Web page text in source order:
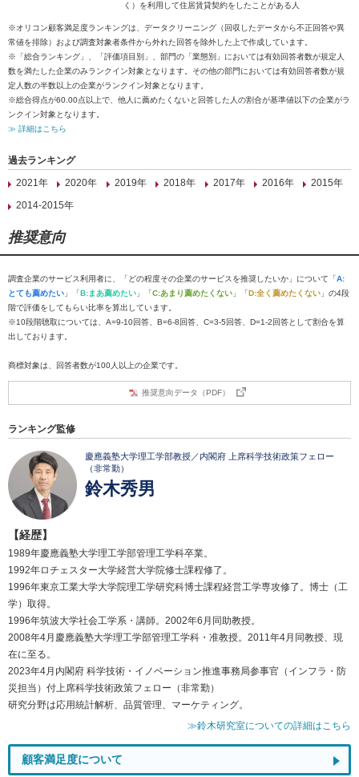
く）を利用して住居賃貸契約をしたことがある人
※オリコン顧客満足度ランキングは、データクリーニング（回収したデータから不正回答や異
常値を排除）および調査対象者条件から外れた回答を除外した上で作成しています。
※「総合ランキング」、「評価項目別」、部門の「業態別」においては有効回答者数が規定人
数を満たした企業のみランクイン対象となります。その他の部門においては有効回答者数が規
定人数の半数以上の企業がランクイン対象となります。
※総合得点が60.00点以上で、他人に薦めたくないと回答した人の割合が基準値以下の企業がラ
ンクイン対象となります。
≫ 詳細はこちら
過去ランキング
2021年
2020年 2019年 2018年 2017年 2016年
2015年
2014-2015年
推奨意向
調査企業のサービス利用者に、「どの程度その企業のサービスを推奨したいか」について「A:
とても薦めたい 」「B:まあ薦めたい 」「C:あまり薦めたくない 」「D:全く薦めたくない 」の4段
階で評価をしてもらい比率を算出しています。
※10段階聴取については、A=9-10回答、B=6-8回答、C=3-5回答、D=1-2回答として割合を算
出しております。
商標対象は、回答者数が100人以上の企業です。
推奨意向データ（PDF）
ランキング監修
慶應義塾大学理工学部教授／内閣府 上席科学技術政策フェロー
（非常勤）
鈴木秀男
【経歴】
1989年慶應義塾大学理工学部管理工学科卒業。
1992年ロチェスター大学経営大学院修士課程修了。
1996年東京工業大学大学院理工学研究科博士課程経営工学専攻修了。博士（工
学）取得。
1996年筑波大学社会工学系・講師。2002年6月同助教授。
2008年4月慶應義塾大学理工学部管理工学科・准教授。2011年4月同教授、現
在に至る。
2023年4月内閣府 科学技術・イノベーション推進事務局参事官（インフラ・防
災担当）付上席科学技術政策フェロー（非常勤）
研究分野は応用統計解析、品質管理、マーケティング。
≫鈴木研究室についての詳細はこちら
顧客満足度について